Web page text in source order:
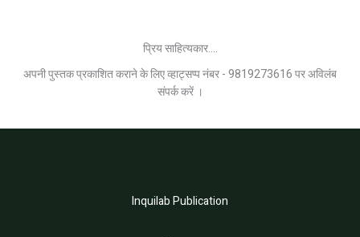
प्रिय साहित्यकार....
अपनी पुस्तक प्रकाशित कराने के लिए व्हाट्सप्प नंबर - 9819273616 पर अविलंब
संपर्क करें ।
Inquilab Publication